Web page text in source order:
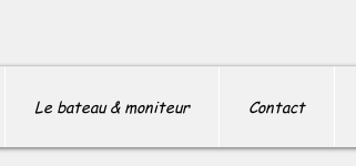
Le bateau & moniteur Contact